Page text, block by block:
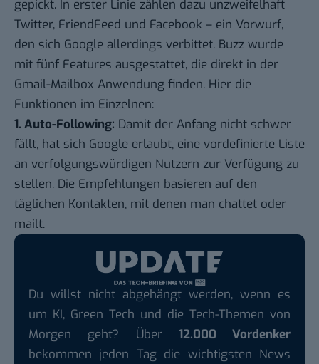
gepickt. In erster Linie zählen dazu unzweifelhaft
Twitter, FriendFeed und Facebook – ein Vorwurf,
den sich Google allerdings verbittet. Buzz wurde
mit fünf Features ausgestattet, die direkt in der
Gmail-Mailbox Anwendung finden. Hier die
Funktionen im Einzelnen:
1. Auto-Following: Damit der Anfang nicht schwer
fällt, hat sich Google erlaubt, eine vordefinierte Liste
an verfolgungswürdigen Nutzern zur Verfügung zu
stellen. Die Empfehlungen basieren auf den
täglichen Kontakten, mit denen man chattet oder
mailt.
Du willst nicht abgehängt werden, wenn es
um KI, Green Tech und die Tech-Themen von
Morgen geht? Über 12.000 Vordenker
bekommen jeden Tag die wichtigsten News